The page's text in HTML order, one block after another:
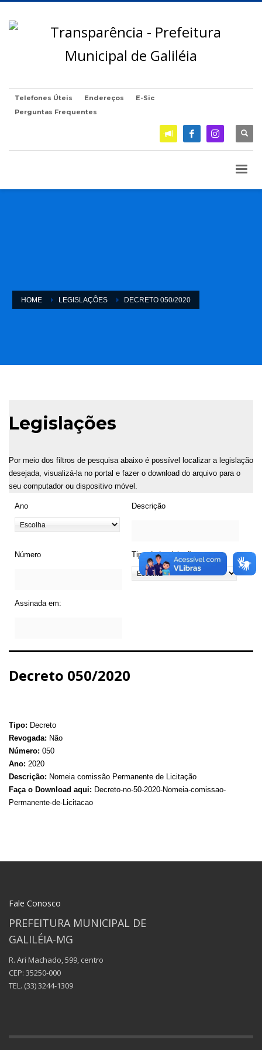
Telefones Úteis Endereços
E-Sic
Perguntas Frequentes
HOME LEGISLAÇÕES DECRETO 050/2020
Legislações
Por meio dos filtros de pesquisa abaixo é possível localizar a legislação
desejada, visualizá-la no portal e fazer o download do arquivo para o
seu computador ou dispositivo móvel.
Ano Descrição
Número Tipo de Legislação
Assinada em:
Decreto 050/2020
Tipo: Decreto
Revogada: Não
Número: 050
Ano: 2020
Descrição: Nomeia comissão Permanente de Licitação
Faça o Download aqui: Decreto-no-50-2020-Nomeia-comissao-
Permanente-de-Licitacao
Fale Conosco
PREFEITURA MUNICIPAL DE
GALILÉIA-MG
R. Ari Machado, 599, centro
CEP: 35250-000
TEL. (33) 3244-1309